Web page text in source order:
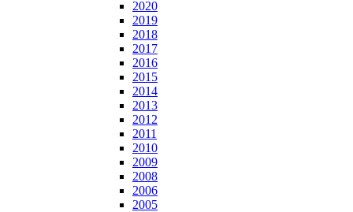
2020
2019
2018
2017
2016
2015
2014
2013
2012
2011
2010
2009
2008
2006
2005